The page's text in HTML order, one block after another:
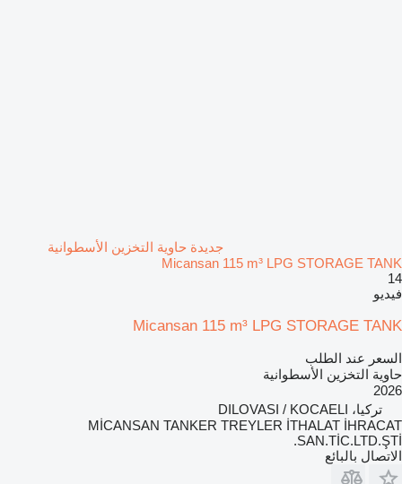
جديدة حاوية التخزين الأسطوانية
Micansan 115 m³ LPG STORAGE TANK
14
فيديو
Micansan 115 m³ LPG STORAGE TANK
السعر عند الطلب
حاوية التخزين الأسطوانية
2026
تركيا، DILOVASI / KOCAELI
MİCANSAN TANKER TREYLER İTHALAT İHRACAT
SAN.TİC.LTD.ŞTİ.
الاتصال بالبائع